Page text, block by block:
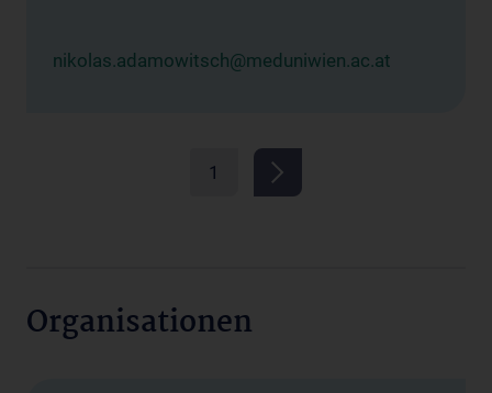
nikolas.adamowitsch@meduniwien.ac.at
1
Organisationen